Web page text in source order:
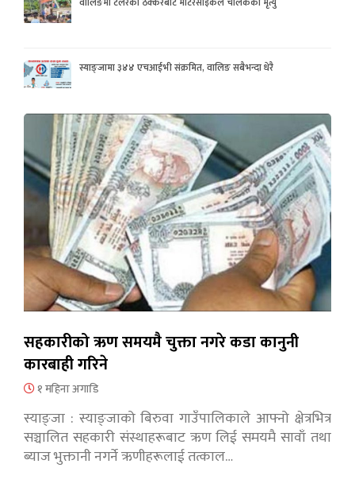
स्याङ्जामा ३४४ एचआईभी संक्रमित, वालिङ सबैभन्दा धेरै
सहकारीको ऋण समयमै चुक्ता नगरे कडा कानुनी
कारबाही गरिने
१ महिना अगाडि
स्याङ्जा : स्याङ्जाको बिरुवा गाउँपालिकाले आफ्नो क्षेत्रभित्र
सञ्चालित सहकारी संस्थाहरूबाट ऋण लिई समयमै सावाँ तथा
ब्याज भुक्तानी नगर्ने ऋणीहरूलाई तत्काल…